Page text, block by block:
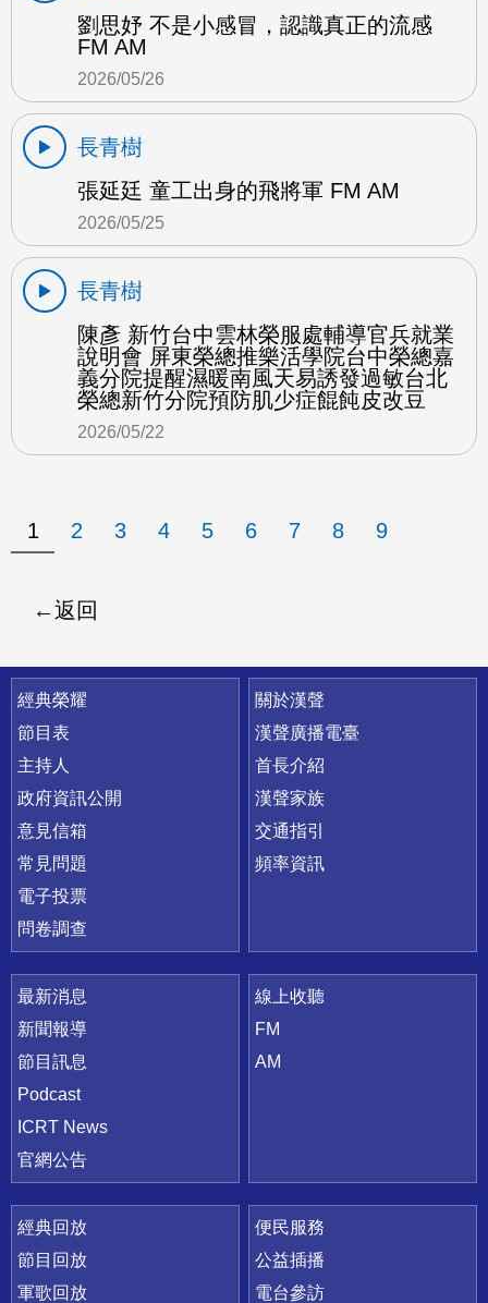
劉思妤 不是小感冒，認識真正的流感
FM AM
2026/05/26
長青樹
張延廷 童工出身的飛將軍 FM AM
2026/05/25
長青樹
陳彥 新竹台中雲林榮服處輔導官兵就業
說明會 屏東榮總推樂活學院台中榮總嘉
義分院提醒濕暖南風天易誘發過敏台北
榮總新竹分院預防肌少症餛飩皮改豆
2026/05/22
1 2 3 4 5 6 7 8 9
返回
快速連結
經典榮耀
節目表
主持人
政府資訊公開
意見信箱
常見問題
電子投票
問卷調查
關於漢聲
漢聲廣播電臺
首長介紹
漢聲家族
交通指引
頻率資訊
最新消息
新聞報導
節目訊息
Podcast
ICRT News
官網公告
線上收聽
FM
AM
經典回放
節目回放
軍歌回放
便民服務
公益插播
電台參訪